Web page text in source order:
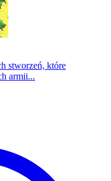
stworzeń, które
armii...